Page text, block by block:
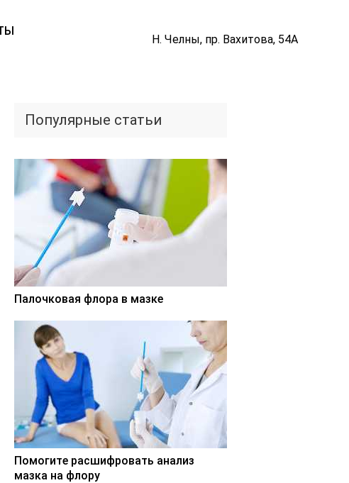
Н. Челны, пр. Вахитова, 54А
Популярные статьи
Палочковая флора в мазке
Помогите расшифровать анализ
мазка на флору